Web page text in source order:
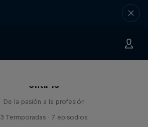
Until 18
De la pasión a la profesión
3 Termporadas · 7 episodios